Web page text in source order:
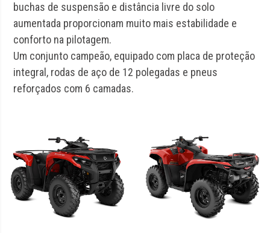
buchas de suspensão e distância livre do solo
aumentada proporcionam muito mais estabilidade e
conforto na pilotagem.
Um conjunto campeão, equipado com placa de proteção
integral, rodas de aço de 12 polegadas e pneus
reforçados com 6 camadas.